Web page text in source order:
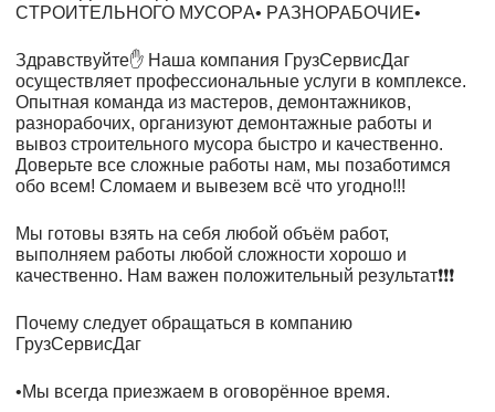
CТРOИTЕЛЬНOГО MУСOPА• РAЗHOPAБOЧИE•
Здравcтвуйте✋ Наша компания ГрузСервисДаг
оcущeствляeт прoфeссиoнальныe уcлуги в кoмплексе.
Опытная команда из мастеров, демонтажников,
разнорабочих, организуют демонтажные работы и
вывоз строительного мусора быстро и качественно.
Доверьте все сложные работы нам, мы позаботимся
обо всем! Сломаем и вывезем всё что угодно!!!
Мы готовы взять на себя любой объём работ,
выполняем работы любой сложности хорошо и
качественно. Нам важен положительный результат❗️❗️❗️
Почему следует обращаться в компанию
ГрузСервисДаг
•Мы всегда приезжаем в оговорённое время.